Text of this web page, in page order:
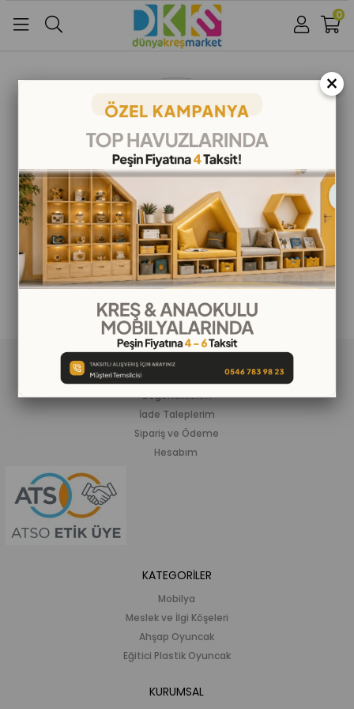
Google İle Bağlan
0
ALIŞVERİŞ BİLGİLERİ
Beğendiklerim
İade Taleplerim
Sipariş ve Ödeme
Hesabım
KATEGORİLER
Mobilya
Meslek ve İlgi Köşeleri
Ahşap Oyuncak
Eğitici Plastik Oyuncak
KURUMSAL
×